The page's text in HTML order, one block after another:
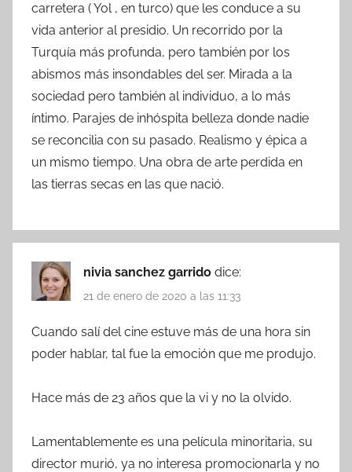
carretera ( Yol , en turco) que les conduce a su
vida anterior al presidio. Un recorrido por la
Turquía más profunda, pero también por los
abismos más insondables del ser. Mirada a la
sociedad pero también al individuo, a lo más
íntimo. Parajes de inhóspita belleza donde nadie
se reconcilia con su pasado. Realismo y épica a
un mismo tiempo. Una obra de arte perdida en
las tierras secas en las que nació.
nivia sanchez garrido dice:
21 de enero de 2020 a las 11:33
Cuando salí del cine estuve más de una hora sin
poder hablar, tal fue la emoción que me produjo.
Hace más de 23 años que la vi y no la olvido.
Lamentablemente es una película minoritaria, su
director murió, ya no interesa promocionarla y no